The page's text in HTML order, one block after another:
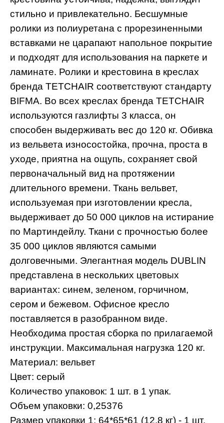
стильно и привлекательно. Бесшумные
ролики из полиуретана с прорезиненными
вставками не царапают напольное покрытие
и подходят для использования на паркете и
ламинате. Ролики и крестовина в креслах
бренда TETCHAIR соответствуют стандарту
BIFMA. Во всех креслах бренда TETCHAIR
используются газлифты 3 класса, он
способен выдерживать вес до 120 кг. Обивка
из вельвета износостойка, прочна, проста в
уходе, приятна на ощупь, сохраняет свой
первоначальный вид на протяжении
длительного времени. Ткань вельвет,
используемая при изготовлении кресла,
выдерживает до 50 000 циклов на истирание
по Мартиндейлу. Ткани с прочностью более
35 000 циклов являются самыми
долговечными. Элегантная модель DUBLIN
представлена в нескольких цветовых
вариантах: синем, зеленом, горчичном,
сером и бежевом. Офисное кресло
поставляется в разобранном виде.
Необходима простая сборка по прилагаемой
инструкции. Максимальная нагрузка 120 кг.
Материал: вельвет
Цвет: серый
Количество упаковок: 1 шт. в 1 упак.
Объем упаковки: 0,25376
Размер упаковки 1: 64*65*61 (12,8 кг) - 1 шт.